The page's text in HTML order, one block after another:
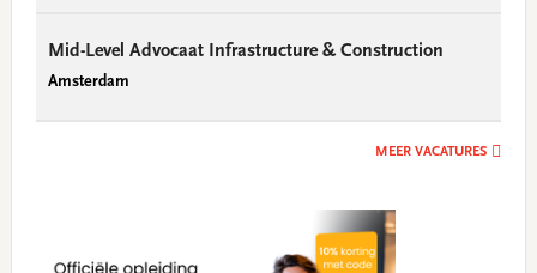
Mid-Level Advocaat Infrastructure & Construction
Amsterdam
MEER VACATURES